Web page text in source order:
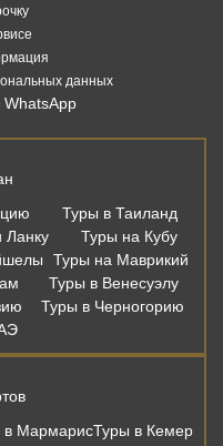
данных
WhatsApp
Туры в Таиланд
Туры на Кубу
Туры на Маврикий
Туры в Венесуэлу
Туры в Черногорию
в МармарисТуры в Кемер